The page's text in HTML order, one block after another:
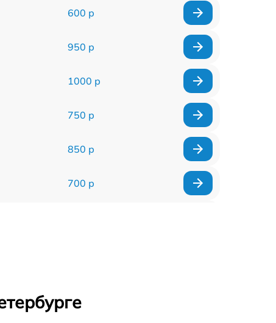
600 р
950 р
1000 р
750 р
850 р
700 р